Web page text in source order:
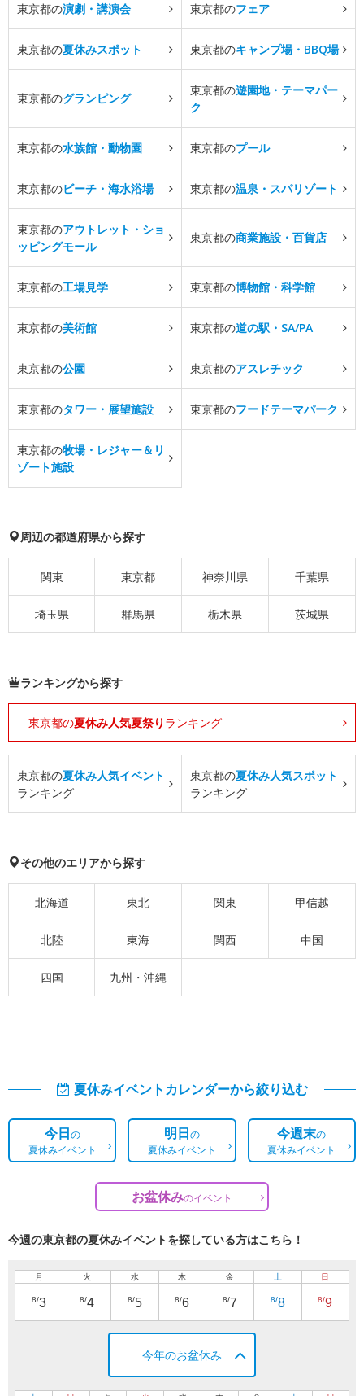
東京都の演劇・講演会 東京都のフェア
東京都の夏休みスポット 東京都のキャンプ場・BBQ場
東京都のグランピング
東京都の遊園地・テーマパー
ク
東京都の水族館・動物園 東京都のプール
東京都のビーチ・海水浴場 東京都の温泉・スパリゾート
東京都のアウトレット・ショ
ッピングモール
東京都の商業施設・百貨店
東京都の工場見学 東京都の博物館・科学館
東京都の美術館 東京都の道の駅・SA/PA
東京都の公園 東京都のアスレチック
東京都のタワー・展望施設 東京都のフードテーマパーク
東京都の牧場・レジャー＆リ
ゾート施設
周辺の都道府県から探す
関東 東京都 神奈川県 千葉県
埼玉県 群馬県 栃木県 茨城県
ランキングから探す
東京都の夏休み人気夏祭り ランキング
東京都の夏休み人気イベント
ランキング
東京都の夏休み人気スポット
ランキング
その他のエリアから探す
北海道 東北 関東 甲信越
北陸 東海 関西 中国
四国 九州・沖縄
夏休みイベントカレンダーから絞り込む
今日の
夏休みイベント
明日の
夏休みイベント
今週末の
夏休みイベント
お盆休みのイベント
今週の東京都の夏休みイベントを探している方はこちら！
月
8/3
火
8/4
水
8/5
木
8/6
金
8/7
土
8/8
日
8/9
今年のお盆休み